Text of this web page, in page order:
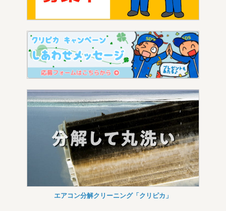
エアコン分解クリーニング「クリピカ」